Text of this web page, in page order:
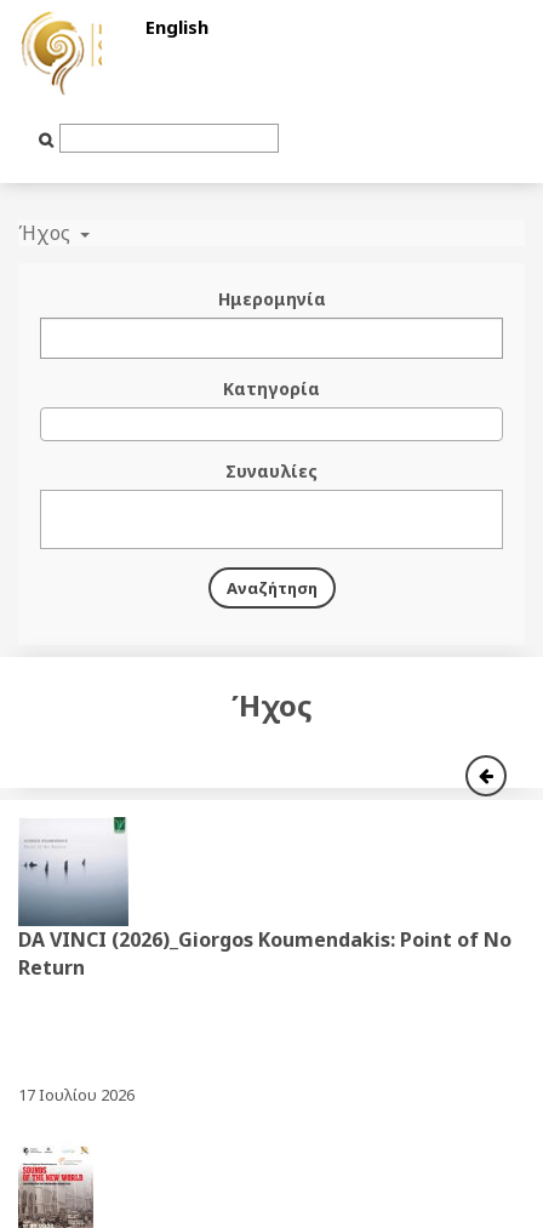
English
Input
Ήχος
Ημερομηνία
Κατηγορία
Συναυλίες
Αναζήτηση
Ήχος
DA VINCI (2026)_Giorgos Koumendakis: Point of No
Return
17 Ιουλίου 2026